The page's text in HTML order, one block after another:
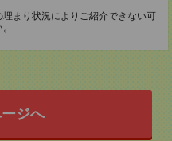
まり状況によりご紹介できない可
ジへ